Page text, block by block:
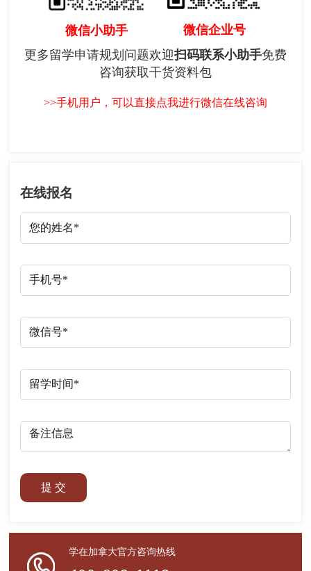
微信小助手
微信企业号
更多留学申请规划问题欢迎扫码联系小助手免费
咨询获取干货资料包
>>手机用户，可以直接点我进行微信在线咨询
在线报名
提 交
学在加拿大官方咨询热线